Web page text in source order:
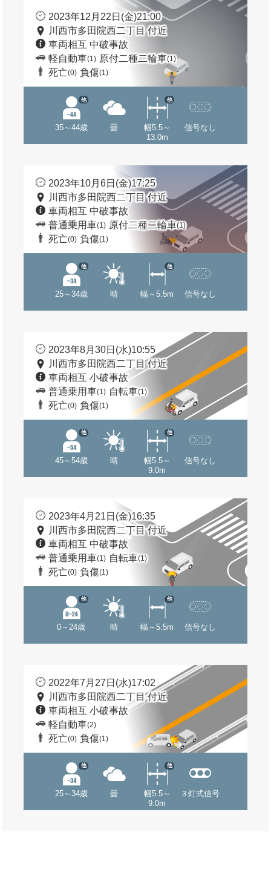
2023年12月22日(金)21:00
川西市多田院西二丁目 付近
車両相互 中破事故
軽自動車(1) 原付二種二輪車(1)
死亡(0) 負傷(1)
35～44歳
他
曇
幅5.5～
13.0m
他
信号なし
2023年10月6日(金)17:25
川西市多田院西二丁目 付近
車両相互 中破事故
普通乗用車(1) 原付二種二輪車(1)
死亡(0) 負傷(1)
25～34歳
他
晴 幅～5.5m
他
信号なし
2023年8月30日(水)10:55
川西市多田院西二丁目 付近
車両相互 小破事故
普通乗用車(1) 自転車(1)
死亡(0) 負傷(1)
45～54歳
他
晴
幅5.5～
9.0m
他
信号なし
2023年4月21日(金)16:35
川西市多田院西二丁目 付近
車両相互 中破事故
普通乗用車(1) 自転車(1)
死亡(0) 負傷(1)
0～24歳
他
晴 幅～5.5m
他
信号なし
2022年7月27日(水)17:02
川西市多田院西二丁目 付近
車両相互 小破事故
軽自動車(2)
死亡(0) 負傷(1)
25～34歳
他
曇
幅5.5～
9.0m
他
３灯式信号